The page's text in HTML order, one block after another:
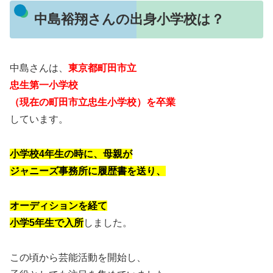
中島裕翔さんの出身小学校は？
中島さんは、 東京都町田市立
忠生第一小学校
（現在の町田市立忠生小学校）を卒業
しています。
小学校4年生の時に、母親が
ジャニーズ事務所に履歴書を送り、
オーディションを経て
小学5年生で入所しました。
この頃から芸能活動を開始し、